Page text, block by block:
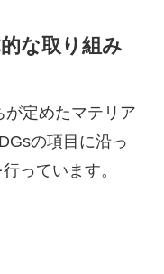
な取り組み
が定めたマテリア
の項目に沿っ
っています。